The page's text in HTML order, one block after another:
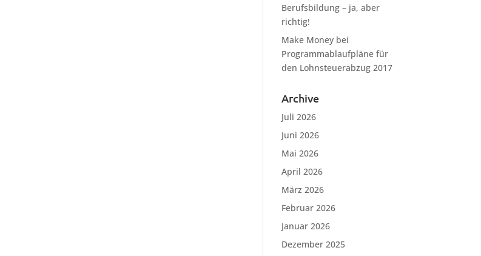
Berufsbildung – ja, aber
richtig!
Make Money bei
Programmablaufpläne für
den Lohnsteuerabzug 2017
Archive
Juli 2026
Juni 2026
Mai 2026
April 2026
März 2026
Februar 2026
Januar 2026
Dezember 2025